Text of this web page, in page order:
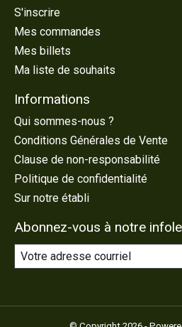
S'inscrire
Mes commandes
Mes billets
Ma liste de souhaits
Informations
Qui sommes-nous ?
Conditions Générales de Vente
Clause de non-responsabilité
Politique de confidentialité
Sur notre établi
Abonnez-vous à notre